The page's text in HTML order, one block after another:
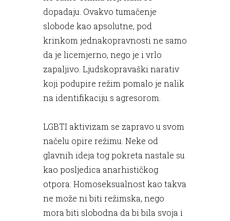
dopadaju. Ovakvo tumačenje
slobode kao apsolutne, pod
krinkom jednakopravnosti ne samo
da je licemjerno, nego je i vrlo
zapaljivo. Ljudskopravaški narativ
koji podupire režim pomalo je nalik
na identifikaciju s agresorom.
LGBTI aktivizam se zapravo u svom
načelu opire režimu. Neke od
glavnih ideja tog pokreta nastale su
kao posljedica anarhističkog
otpora. Homoseksualnost kao takva
ne može ni biti režimska, nego
mora biti slobodna da bi bila svoja i